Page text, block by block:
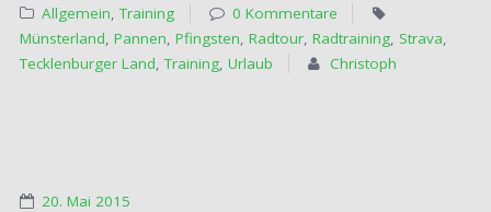
Allgemein,Training
0 Kommentare
Münsterland, Pannen, Pfingsten, Radtour, Radtraining, Strava,
Tecklenburger Land,Training, Urlaub Christoph
20. Mai 2015